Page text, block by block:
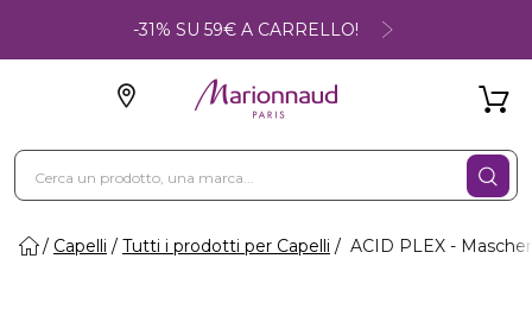
-31% SU 59€ A CARRELLO!
Capelli Tutti i prodotti per Capelli ACID PLEX -